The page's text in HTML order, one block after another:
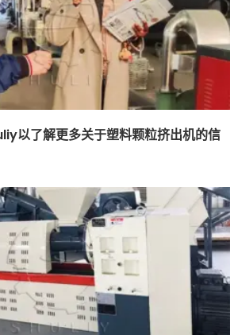
以了解更多关于塑料颗粒挤出机的信